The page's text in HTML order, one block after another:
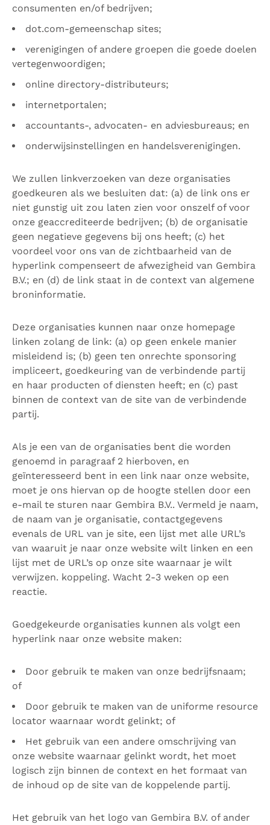
consumenten en/of bedrijven;
dot.com-gemeenschap sites;
verenigingen of andere groepen die goede doelen
vertegenwoordigen;
online directory-distributeurs;
internetportalen;
accountants-, advocaten- en adviesbureaus; en
onderwijsinstellingen en handelsverenigingen.
We zullen linkverzoeken van deze organisaties
goedkeuren als we besluiten dat: (a) de link ons ​​er
niet gunstig uit zou laten zien voor onszelf of voor
onze geaccrediteerde bedrijven; (b) de organisatie
geen negatieve gegevens bij ons heeft; (c) het
voordeel voor ons van de zichtbaarheid van de
hyperlink compenseert de afwezigheid van Gembira
B.V.; en (d) de link staat in de context van algemene
broninformatie.
Deze organisaties kunnen naar onze homepage
linken zolang de link: (a) op geen enkele manier
misleidend is; (b) geen ten onrechte sponsoring
impliceert, goedkeuring van de verbindende partij
en haar producten of diensten heeft; en (c) past
binnen de context van de site van de verbindende
partij.
Als je een van de organisaties bent die worden
genoemd in paragraaf 2 hierboven, en
geïnteresseerd bent in een link naar onze website,
moet je ons hiervan op de hoogte stellen door een
e-mail te sturen naar Gembira B.V.. Vermeld je naam,
de naam van je organisatie, contactgegevens
evenals de URL van je site, een lijst met alle URL’s
van waaruit je naar onze website wilt linken en een
lijst met de URL’s op onze site waarnaar je wilt
verwijzen. koppeling. Wacht 2-3 weken op een
reactie.
Goedgekeurde organisaties kunnen als volgt een
hyperlink naar onze website maken:
Door gebruik te maken van onze bedrijfsnaam;
of
Door gebruik te maken van de uniforme resource
locator waarnaar wordt gelinkt; of
Het gebruik van een andere omschrijving van
onze website waarnaar gelinkt wordt, het moet
logisch zijn binnen de context en het formaat van
de inhoud op de site van de koppelende partij.
Het gebruik van het logo van Gembira B.V. of ander